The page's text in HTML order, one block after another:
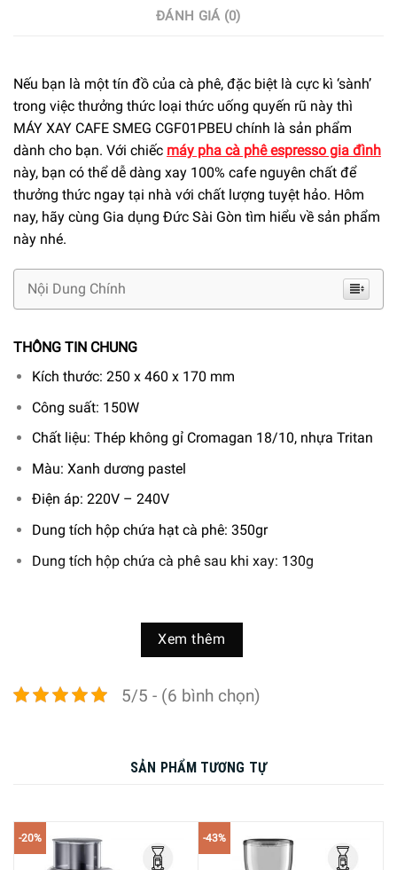
ĐÁNH GIÁ (0)
Nếu bạn là một tín đồ của cà phê, đặc biệt là cực kì ‘sành’
trong việc thưởng thức loại thức uống quyến rũ này thì
MÁY XAY CAFE SMEG CGF01PBEU chính là sản phẩm
dành cho bạn. Với chiếc máy pha cà phê espresso gia đình
này, bạn có thể dễ dàng xay 100% cafe nguyên chất để
thưởng thức ngay tại nhà với chất lượng tuyệt hảo. Hôm
nay, hãy cùng Gia dụng Đức Sài Gòn tìm hiểu về sản phẩm
này nhé.
Nội Dung Chính
THÔNG TIN CHUNG
Kích thước: 250 x 460 x 170 mm
Công suất: 150W
Chất liệu: Thép không gỉ Cromagan 18/10, nhựa Tritan
Màu: Xanh dương pastel
Điện áp: 220V – 240V
Dung tích hộp chứa hạt cà phê: 350gr
Dung tích hộp chứa cà phê sau khi xay: 130g
Xem thêm
5/5 - (6 bình chọn)
SẢN PHẨM TƯƠNG TỰ
-20% -43%